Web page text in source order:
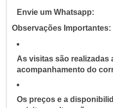
Envie um Whatsapp:
Observações Importantes:
As visitas são realizadas
acompanhamento do
Os preços e a